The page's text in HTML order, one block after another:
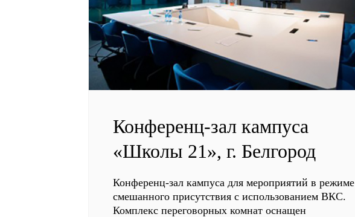
Конференц-зал кампуса
«Школы 21», г. Белгород
Конференц-зал кампуса для мероприятий в режиме
смешанного присутствия с использованием ВКС.
Комплекс переговорных комнат оснащен